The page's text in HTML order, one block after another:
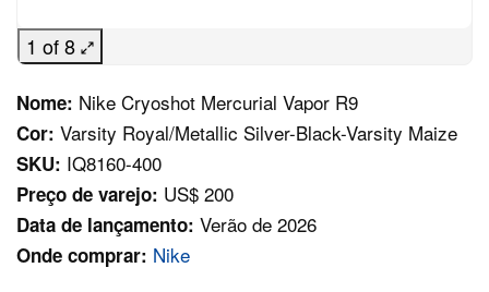
1 of 8
Nome: Nike Cryoshot Mercurial Vapor R9
Cor: Varsity Royal/Metallic Silver-Black-Varsity Maize
SKU: IQ8160-400
Preço de varejo: US$ 200
Data de lançamento: Verão de 2026
Onde comprar: Nike